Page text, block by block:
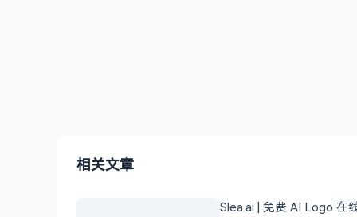
相关文章
Slea.ai | 免费 AI Logo 在